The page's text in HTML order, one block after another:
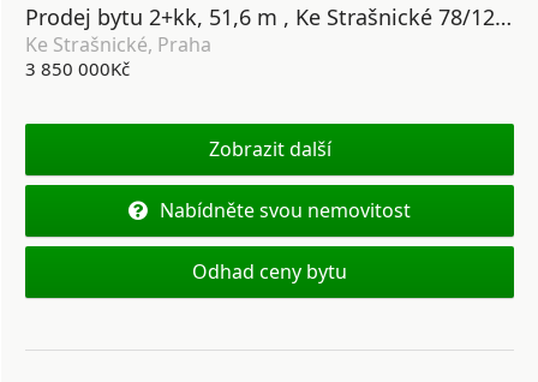
Prodej bytu 2+kk, 51,6 m , Ke Strašnické 78/12, Praha 10-Strašnice
Ke Strašnické, Praha
3 850 000Kč
Zobrazit další
Nabídněte svou nemovitost
Odhad ceny bytu